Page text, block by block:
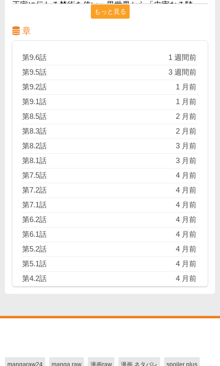
王家に伝わる禁術を使い、異世界から「忠実なる騎
士」を召喚したが、現れたのは「紅葉狩りバスツアー
に行く途中だった80歳のおばあさん・峰子」で――!?
もっと見る
章
第9.6話
1 週間前
第9.5話
3 週間前
第9.2話
1 月前
第9.1話
1 月前
第8.5話
2 月前
第8.3話
2 月前
第8.2話
3 月前
第8.1話
3 月前
第7.5話
4 月前
第7.2話
4 月前
第7.1話
4 月前
第6.2話
4 月前
第6.1話
4 月前
第5.2話
4 月前
第5.1話
4 月前
第4.2話
4 月前
mangaraw24 manga raw 漫画raw 漫画 ネタバレ spoiler plus